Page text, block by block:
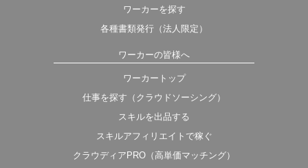
ワーカーを探す
各種書類発行（法人限定）
ワーカーの皆様へ
ワーカートップ
仕事を探す（クラウドソーシング）
スキルを出品する
スキルアフィリエイトで稼ぐ
クラウディアPRO（高単価マッチング）